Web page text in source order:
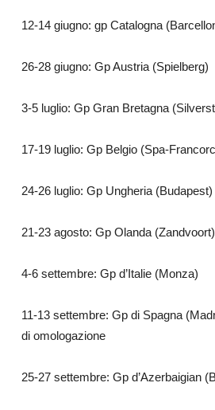
12-14 giugno: gp Catalogna
26-28 giugno: Gp Austria (Spielberg)
3-5 luglio: Gp Gran Bretagna
17-19 luglio: Gp Belgio (Spa-
24-26 luglio: Gp Ungheria (Budapest)
21-23 agosto: Gp Olanda (Zandvoort)
4-6 settembre: Gp d’Italie (Monza)
11-13 settembre: Gp di Spagna
di omologazione
25-27 settembre: Gp d’Azerbaigian